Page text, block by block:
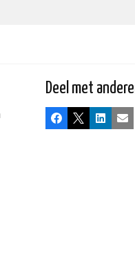
Deel met
Facebook
X LinkedIn
E-